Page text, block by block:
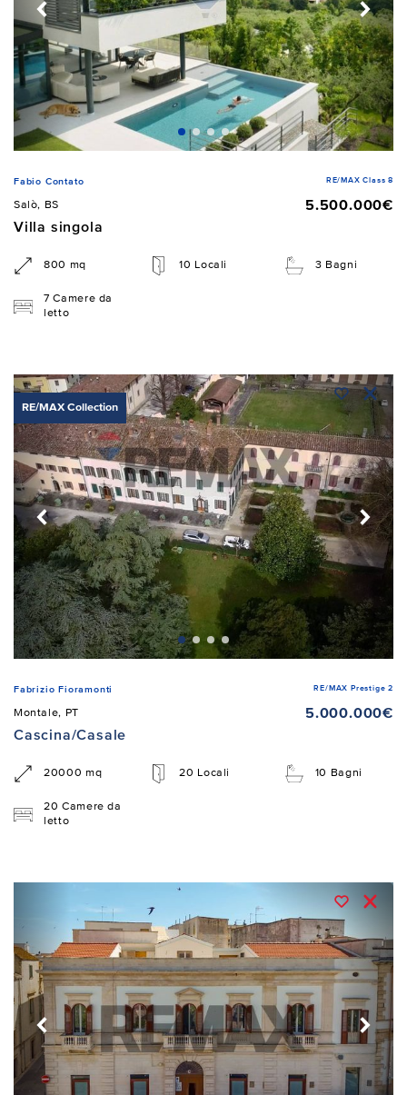
Fabio Contato RE/MAX Class 8
Salò, BS
5.500.000€
Villa singola
800 mq 10 Locali 3 Bagni
7 Camere da
letto
RE/MAX Collection
Fabrizio Fioramonti RE/MAX Prestige 2
Montale, PT
5.000.000€
Cascina/Casale
20000 mq 20 Locali 10 Bagni
20 Camere da
letto